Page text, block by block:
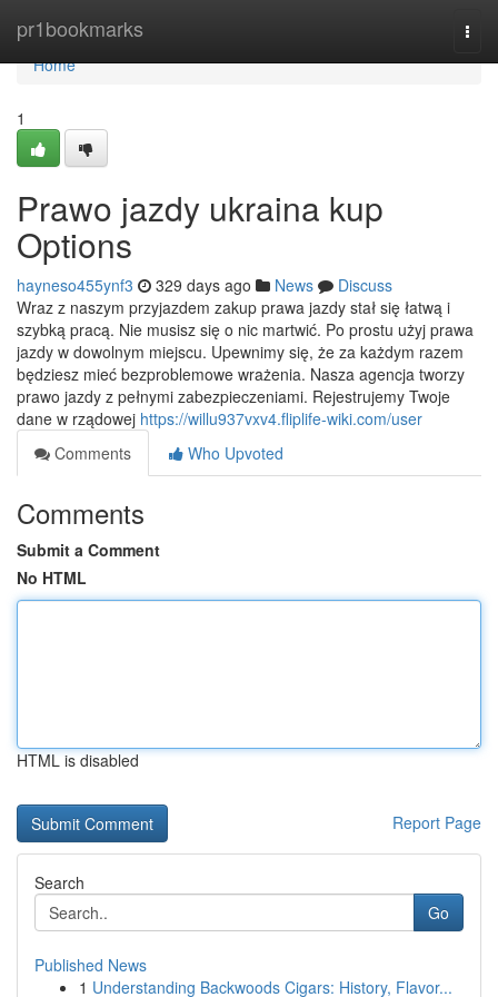
pr1bookmarks
Home
Home
1
Prawo jazdy ukraina kup
Options
hayneso455ynf3 329 days ago News
Discuss
Wraz z naszym przyjazdem zakup prawa jazdy stał się łatwą i
szybką pracą. Nie musisz się o nic martwić. Po prostu użyj prawa
jazdy w dowolnym miejscu. Upewnimy się, że za każdym razem
będziesz mieć bezproblemowe wrażenia. Nasza agencja tworzy
prawo jazdy z pełnymi zabezpieczeniami. Rejestrujemy Twoje
dane w rządowej https://willu937vxv4.fliplife-wiki.com/user
Comments
Who Upvoted
Comments
Submit a Comment
No HTML
HTML is disabled
Report Page
Search
Go
Published News
1 Understanding Backwoods Cigars: History, Flavor...